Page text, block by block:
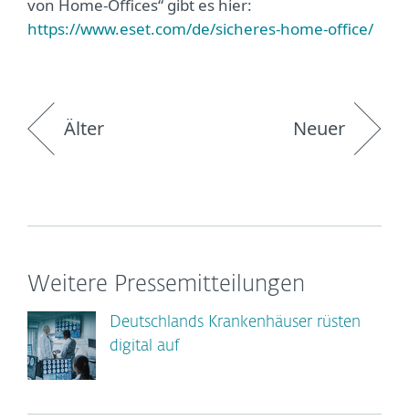
von Home-Offices“ gibt es hier:
https://www.eset.com/de/sicheres-home-office/
Älter Neuer
Weitere Pressemitteilungen
Deutschlands Krankenhäuser rüsten
digital auf